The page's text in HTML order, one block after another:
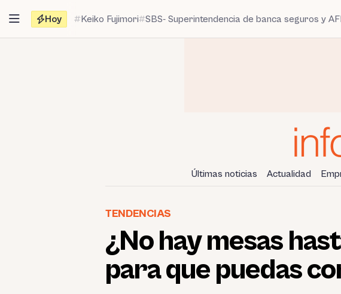
contenido
Hoy Keiko Fujimori SBS- Superintendencia de banca seguros y
Últimas noticias Actualidad
TENDENCIAS
¿No hay mesas
para que puedas